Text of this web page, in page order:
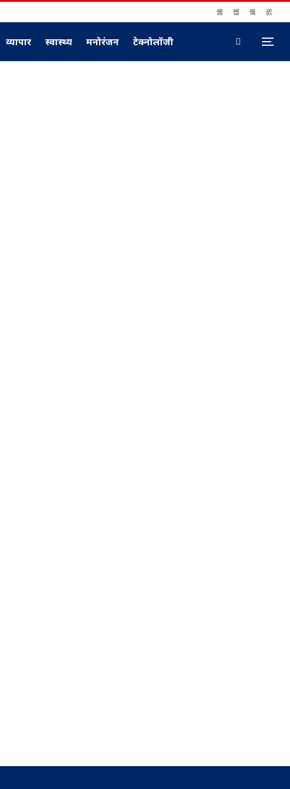
व्यापार स्वास्थ्य मनोरंजन टेक्नोलॉजी